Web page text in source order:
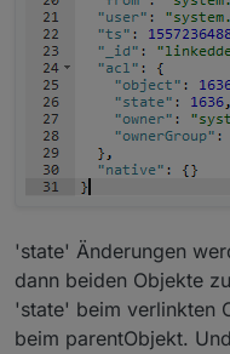
'state' Änderungen
dann beiden Objekte
'state' beim verlinkten
beim parentObjekt.